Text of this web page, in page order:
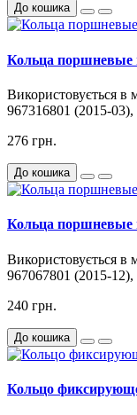
До кошика
Кольца поршневые
Використовується в
967316801 (2015-03),
276 грн.
До кошика
Кольца поршневые
Використовується в
967067801 (2015-
240 грн.
До кошика
Кольцо